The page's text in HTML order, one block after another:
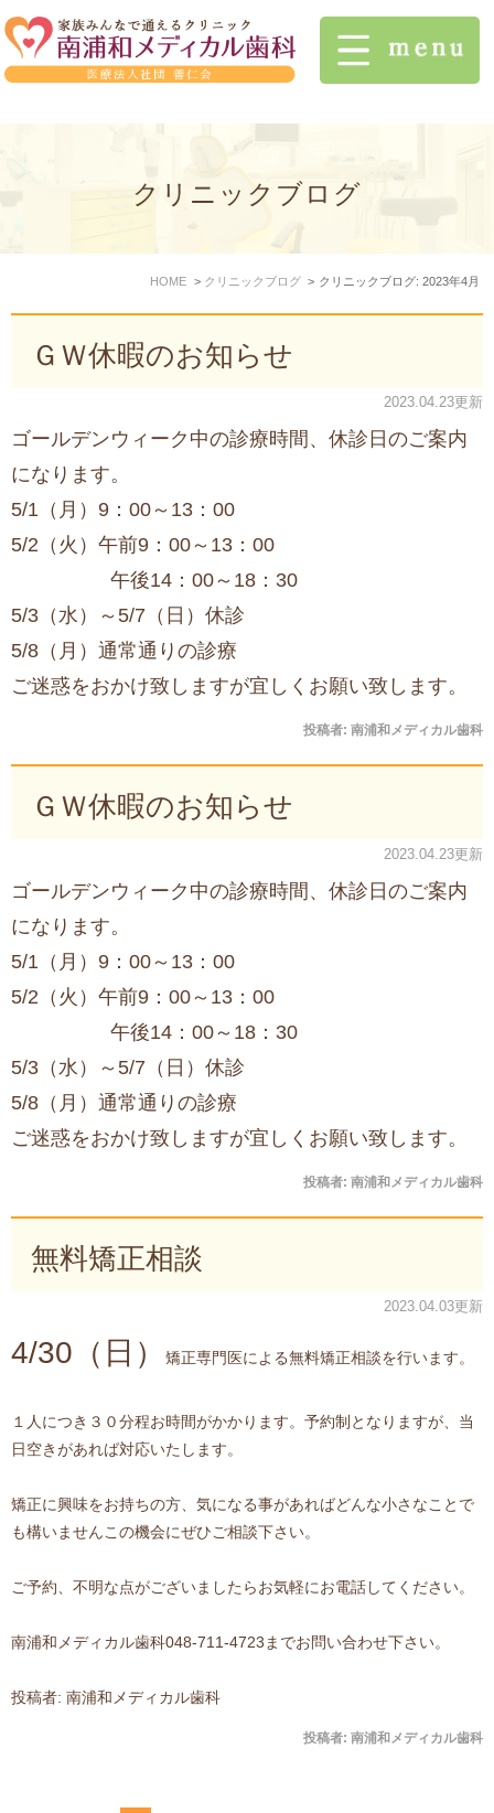
クリニックブログ
HOME クリニックブログ クリニックブログ: 2023年4月
ＧＷ休暇のお知らせ
2023.04.23更新
ゴールデンウィーク中の診療時間、休診日のご案内
になります。
5/1（月）9：00～13：00
5/2（火）午前9：00～13：00
午後14：00～18：30
5/3（水）～5/7（日）休診
5/8（月）通常通りの診療
ご迷惑をおかけ致しますが宜しくお願い致します。
投稿者: 南浦和メディカル歯科
ＧＷ休暇のお知らせ
2023.04.23更新
ゴールデンウィーク中の診療時間、休診日のご案内
になります。
5/1（月）9：00～13：00
5/2（火）午前9：00～13：00
午後14：00～18：30
5/3（水）～5/7（日）休診
5/8（月）通常通りの診療
ご迷惑をおかけ致しますが宜しくお願い致します。
投稿者: 南浦和メディカル歯科
無料矯正相談
2023.04.03更新
4/30（日） 矯正専門医による無料矯正相談を行います。
１人につき３０分程お時間がかかります。予約制となりますが、当
日空きがあれば対応いたします。
矯正に興味をお持ちの方、気になる事があればどんな小さなことで
も構いませんこの機会にぜひご相談下さい。
ご予約、不明な点がございましたらお気軽にお電話してください。
南浦和メディカル歯科048-711-4723までお問い合わせ下さい。
投稿者: 南浦和メディカル歯科
投稿者: 南浦和メディカル歯科